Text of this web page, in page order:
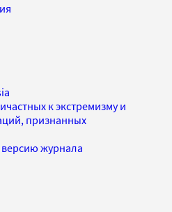
к экстремизму и
признанных
журнала